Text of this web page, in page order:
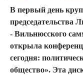
В первый день
председательства
- Вильнюсского
открыла
сегодня:
общество». Эта